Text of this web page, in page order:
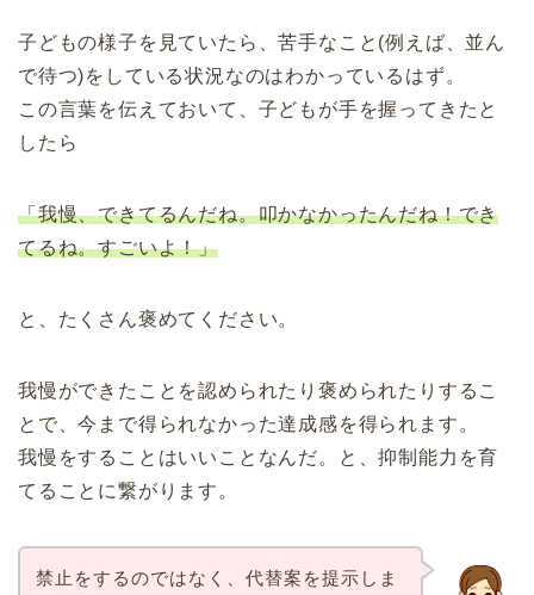
子どもの様子を見ていたら、苦手なこと(例えば、並ん
で待つ)をしている状況なのはわかっているはず。
この言葉を伝えておいて、子どもが手を握ってきたと
したら
「我慢、できてるんだね。叩かなかったんだね！でき
てるね。すごいよ！」
と、たくさん褒めてください。
我慢ができたことを認められたり褒められたりするこ
とで、今まで得られなかった達成感を得られます。
我慢をすることはいいことなんだ。と、抑制能力を育
てることに繋がります。
禁止をするのではなく、代替案を提示しま